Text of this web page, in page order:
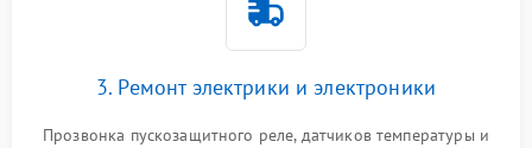
3. Ремонт электрики и электроники
Прозвонка пускозащитного реле, датчиков температуры и